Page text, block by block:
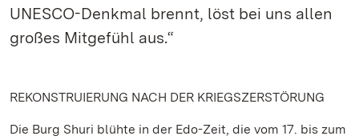
UNESCO-Denkmal brennt, löst bei uns allen
großes Mitgefühl aus.“
REKONSTRUIERUNG NACH DER KRIEGSZERSTÖRUNG
Die Burg Shuri blühte in der Edo-Zeit, die vom 17. bis zum